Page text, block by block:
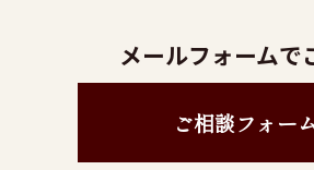
メールフォームで
ご相談フォー